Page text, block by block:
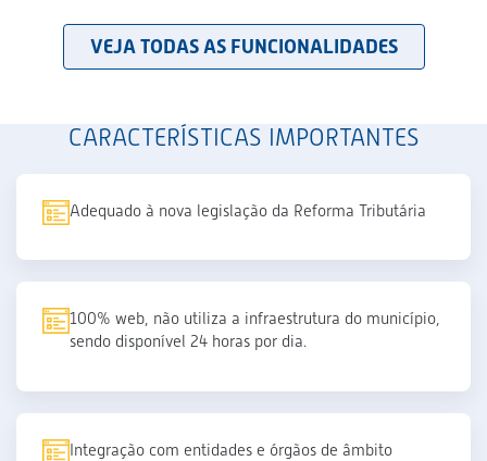
VEJA TODAS AS FUNCIONALIDADES
CARACTERÍSTICAS IMPORTANTES
Adequado à nova legislação da Reforma Tributária
100% web, não utiliza a infraestrutura do município,
sendo disponível 24 horas por dia.
Integração com entidades e órgãos de âmbito